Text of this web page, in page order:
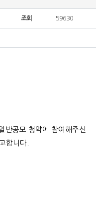
조회 59630
공모 청약에 참여해주신
합니다.